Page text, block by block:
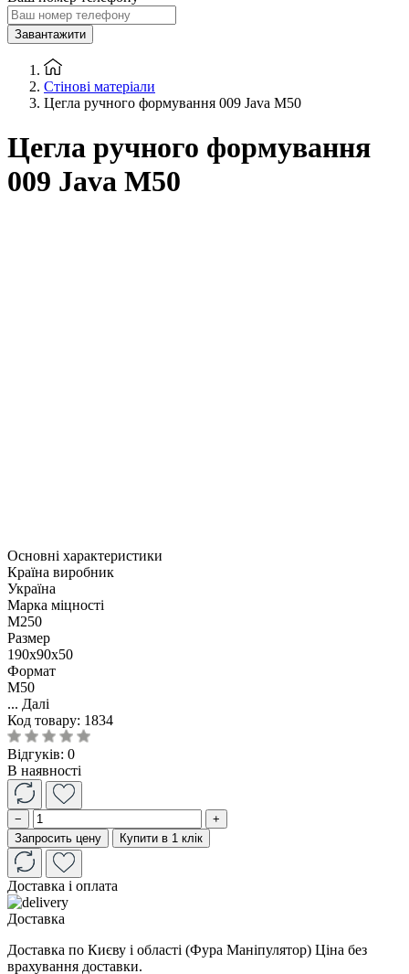
Завантажити
Стінові матеріали
Цегла ручного формування 009 Java M50
Цегла ручного формування
009 Java M50
Основні характеристики
Країна виробник
Україна
Марка міцності
М250
Размер
190x90x50
Формат
M50
... Далі
Код товару: 1834
Відгуків: 0
В наявності
−
+
Запросить цену
Купити в 1 клік
Доставка і оплата
Доставка
Доставка по Києву і області (Фура Маніпулятор) Ціна без
врахування доставки.